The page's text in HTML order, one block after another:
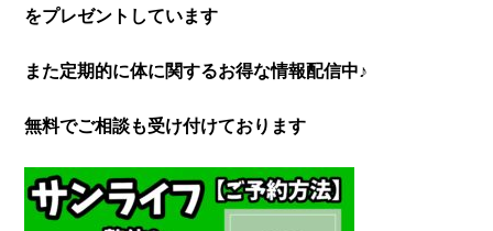
をプレゼントしています
また定期的に体に関するお得な情報配信中♪
無料でご相談も受け付けております